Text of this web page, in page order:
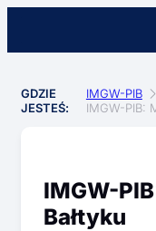
GDZIE
JESTEŚ:
IMGW-PIB
IMGW-PIB:
IMGW-
Bałtyku